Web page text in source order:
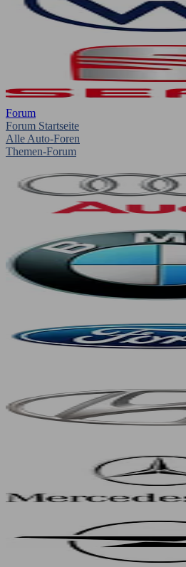
Forum
Forum Startseite
Alle Auto-Foren
Themen-Forum